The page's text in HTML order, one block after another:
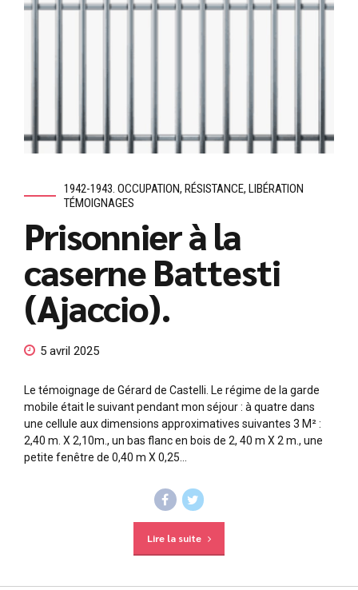
1942-1943. OCCUPATION, RÉSISTANCE, LIBÉRATION
TÉMOIGNAGES
Prisonnier à la
caserne Battesti
(Ajaccio).
5 avril 2025
Le témoignage de Gérard de Castelli. Le régime de la garde
mobile était le suivant pendant mon séjour : à quatre dans
une cellule aux dimensions approximatives suivantes 3 M² :
2,40 m. X 2,10m., un bas flanc en bois de 2, 40 m X 2 m., une
petite fenêtre de 0,40 m X 0,25...
Lire la suite